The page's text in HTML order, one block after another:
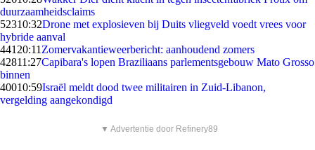
duurzaamheidsclaims
52310:32Drone met explosieven bij Duits vliegveld voedt vrees voor
hybride aanval
441 20:11 Zomervakantieweerbericht: aanhoudend zomers
42811:27Capibara's lopen Braziliaans parlementsgebouw Mato Grosso
binnen
40010:59Israël meldt dood twee militairen in Zuid-Libanon,
vergelding aangekondigd
▼ Advertentie door Refinery89